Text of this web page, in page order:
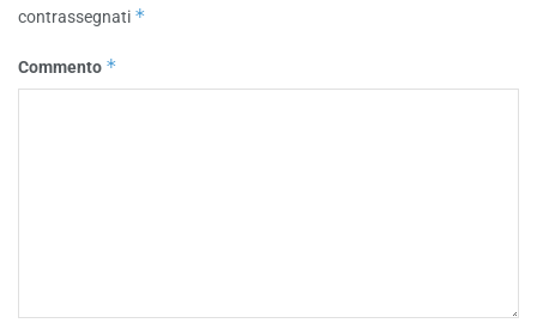
contrassegnati *
Commento *